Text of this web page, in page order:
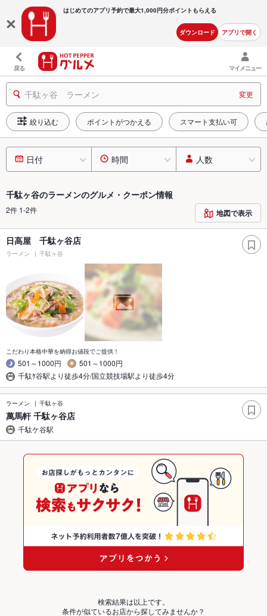
はじめてのアプリ予約で最大1,000円分ポイントもらえる
ダウンロード アプリで開く
戻る マイメニュー
千駄ヶ谷 ラーメン 変更
絞り込む ポイントがつかえる スマート支払い可
日付 時間 人数
千駄ヶ谷のラーメンのグルメ・クーポン情報
2件 1-2件 地図で表示
日高屋 千駄ヶ谷店
ラーメン 千駄ヶ谷
こだわり本格中華を納得お値段でご提供！
501～1000円
501～1000円
千駄ｹ谷駅より徒歩4分/国立競技場駅より徒歩4分
ラーメン 千駄ヶ谷
萬馬軒 千駄ヶ谷店
千駄ケ谷駅
検索結果は以上です。
条件が似ているお店から探してみませんか？